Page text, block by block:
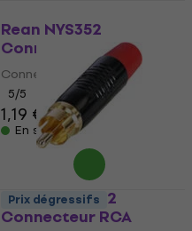
Rean NYS352
Connecteur RCA
Connecteur RCA
5/5
1,19 €1,43 €
En stock
Rean RF2C-B-2
Connecteur RCA
Prix dégressifs